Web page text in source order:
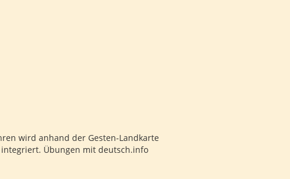
wird anhand der Gesten-Landkarte
Übungen mit deutsch.info